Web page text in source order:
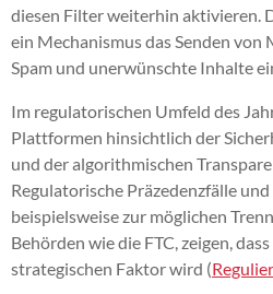
diesen Filter weiterhin aktivieren.
ein Mechanismus das Senden
Spam und unerwünschte Inhalte
Im regulatorischen Umfeld des
Plattformen hinsichtlich der
und der algorithmischen
Regulatorische Präzedenzfälle
beispielsweise zur möglichen
Behörden wie die FTC, zeigen,
strategischen Faktor wird (